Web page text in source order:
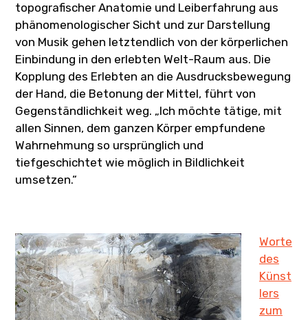
topografischer Anatomie und Leiberfahrung aus
phänomenologischer Sicht und zur Darstellung
von Musik gehen letztendlich von der körperlichen
Einbindung in den erlebten Welt-Raum aus. Die
Kopplung des Erlebten an die Ausdrucksbewegung
der Hand, die Betonung der Mittel, führt von
Gegenständlichkeit weg. „Ich möchte tätige, mit
allen Sinnen, dem ganzen Körper empfundene
Wahrnehmung so ursprünglich und
tiefgeschichtet wie möglich in Bildlichkeit
umsetzen.“
Worte
des
Künst
lers
zum